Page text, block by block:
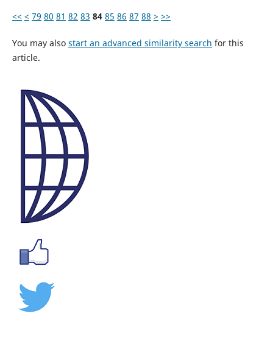
<< < 79 80 81 82 83 84 85 86 87 88 > >>
You may also start an advanced similarity search for this
article.